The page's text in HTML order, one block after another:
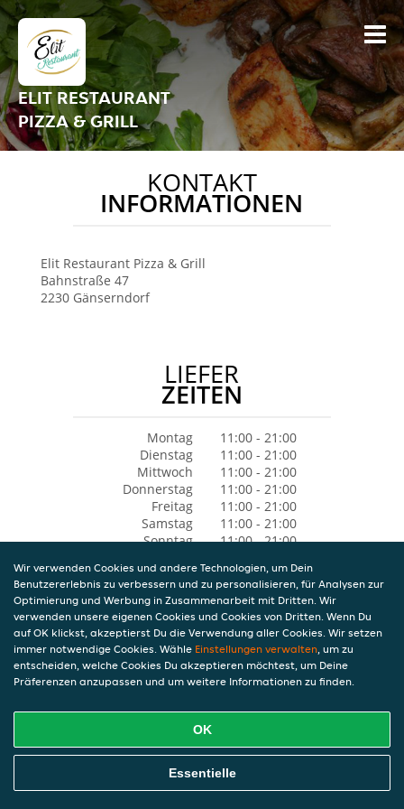
ELIT RESTAURANT
PIZZA & GRILL
KONTAKT
INFORMATIONEN
Elit Restaurant Pizza & Grill
Bahnstraße 47
2230 Gänserndorf
LIEFER
ZEITEN
Montag
11:00 - 21:00
Dienstag
11:00 - 21:00
Mittwoch
11:00 - 21:00
Donnerstag
11:00 - 21:00
Freitag
11:00 - 21:00
Samstag
11:00 - 21:00
Sonntag
11:00 - 21:00
Wir verwenden Cookies und andere Technologien, um Dein
Benutzererlebnis zu verbessern und zu personalisieren, für Analysen zur
Optimierung und Werbung in Zusammenarbeit mit Dritten. Wir
verwenden unsere eigenen Cookies und Cookies von Dritten. Wenn Du
auf OK klickst, akzeptierst Du die Verwendung aller Cookies. Wir setzen
immer notwendige Cookies. Wähle Einstellungen verwalten, um zu
entscheiden, welche Cookies Du akzeptieren möchtest, um Deine
Präferenzen anzupassen und um weitere Informationen zu finden.
OK
Essentielle